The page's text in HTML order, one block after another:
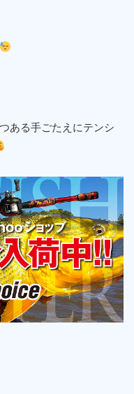
ある手ごたえにテンシ